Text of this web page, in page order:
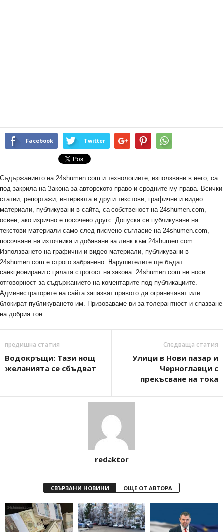
Facebook Twitter
Съдържанието на 24shumen.com и технологиите, използвани в него, са
под закрила на Закона за авторското право и сродните му права. Всички
статии, репортажи, интервюта и други текстови, графични и видео
материали, публикувани в сайта, са собственост на 24shumen.com,
освен, ако изрично е посочено друго. Допуска се публикуване на
текстови материали само след писмено съгласие на 24shumen.com,
посочване на източника и добавяне на линк към 24shumen.com.
Използването на графични и видео материали, публикувани в
24shumen.com е строго забранено. Нарушителите ще бъдат
санкционирани с цялата строгост на закона. 24shumen.com не носи
отговорност за съдържанието на коментарите под публикациите.
Администраторите на сайта запазват правото да ограничават или
блокират публикуването им. Призоваваме ви за толерантност и спазване
на добрия тон.
предишна статия
Водокръщи: Тази нощ
желанията се сбъдват
Следваща статия
Улици в Нови пазар и
Черноглавци с
прекъсване на тока
redaktor
СВЪРЗАНИ НОВИНИ ОЩЕ ОТ АВТОРА